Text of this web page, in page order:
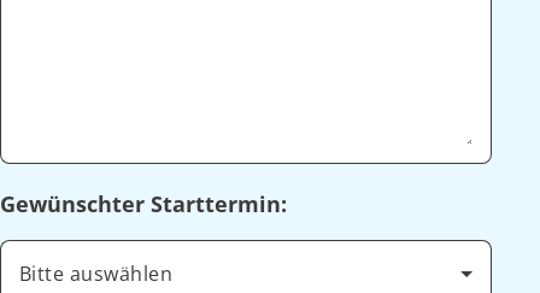
Gewünschter Starttermin:
Bitte auswählen